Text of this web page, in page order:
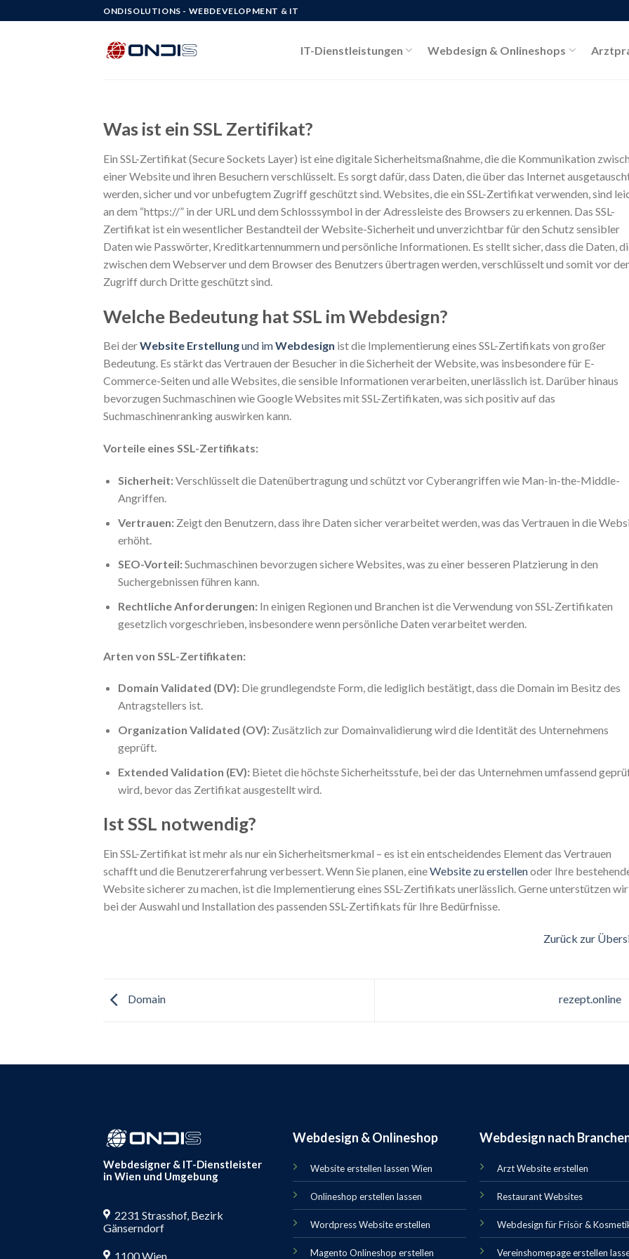
to
ONDISOLUTIONS - WEBDEVELOPMENT & IT
IT-Dienstleistungen Webdesign & Onlineshops
Was ist ein SSL Zertifikat?
Ein SSL-Zertifikat (Secure Sockets Layer) ist eine digitale Sicherheitsmaßnahme, die die Kommunikation
einer Website und ihren Besuchern verschlüsselt. Es sorgt dafür, dass Daten, die über das Internet
werden, sicher und vor unbefugtem Zugriff geschützt sind. Websites, die ein SSL-Zertifikat verwenden, sind
an dem “https://” in der URL und dem Schlosssymbol in der Adressleiste des Browsers zu erkennen. Das SSL-
Zertifikat ist ein wesentlicher Bestandteil der Website-Sicherheit und unverzichtbar für den Schutz sensibler
Daten wie Passwörter, Kreditkartennummern und persönliche Informationen. Es stellt sicher, dass die Daten,
zwischen dem Webserver und dem Browser des Benutzers übertragen werden, verschlüsselt und somit vor
Zugriff durch Dritte geschützt sind.
Welche Bedeutung hat SSL im Webdesign?
Bei derWebsite Erstellungund imWebdesign ist die Implementierung eines SSL-Zertifikats von großer
Bedeutung. Es stärkt das Vertrauen der Besucher in die Sicherheit der Website, was insbesondere für E-
Commerce-Seiten und alle Websites, die sensible Informationen verarbeiten, unerlässlich ist. Darüber hinaus
bevorzugen Suchmaschinen wie Google Websites mit SSL-Zertifikaten, was sich positiv auf das
Suchmaschinenranking auswirken kann.
Vorteile eines SSL-Zertifikats:
Sicherheit:Verschlüsselt die Datenübertragung und schützt vor Cyberangriffen wie Man-in-the-Middle-
Angriffen.
Vertrauen:Zeigt den Benutzern, dass ihre Daten sicher verarbeitet werden, was das Vertrauen in die
erhöht.
SEO-Vorteil:Suchmaschinen bevorzugen sichere Websites, was zu einer besseren Platzierung in den
Suchergebnissen führen kann.
Rechtliche Anforderungen:In einigen Regionen und Branchen ist die Verwendung von SSL-Zertifikaten
gesetzlich vorgeschrieben, insbesondere wenn persönliche Daten verarbeitet werden.
Arten von SSL-Zertifikaten:
Domain Validated (DV):Die grundlegendste Form, die lediglich bestätigt, dass die Domain im Besitz des
Antragstellers ist.
Organization Validated (OV):Zusätzlich zur Domainvalidierung wird die Identität des Unternehmens
geprüft.
Extended Validation (EV):Bietet die höchste Sicherheitsstufe, bei der das Unternehmen umfassend
wird, bevor das Zertifikat ausgestellt wird.
Ist SSL notwendig?
Ein SSL-Zertifikat ist mehr als nur ein Sicherheitsmerkmal – es ist ein entscheidendes Element das Vertrauen
schafft und die Benutzererfahrung verbessert. Wenn Sie planen, eineWebsite zu erstellenoder Ihre
Website sicherer zu machen, ist die Implementierung eines SSL-Zertifikats unerlässlich. Gerne unterstützen wir
bei der Auswahl und Installation des passenden SSL-Zertifikats für Ihre Bedürfnisse.
Zurück zur
Domain rezept.online
Webdesigner & IT-Dienstleister
in Wien und Umgebung
2231 Strasshof, Bezirk
Gänserndorf
1100 Wien
Webdesign & Onlineshop
Website erstellen lassen Wien
Onlineshop erstellen lassen
Wordpress Website erstellen
Magento Onlineshop erstellen
Webdesign nach
Arzt Website erstellen
Restaurant Websites
Webdesign für Frisör &
Vereinshomepage erstellen